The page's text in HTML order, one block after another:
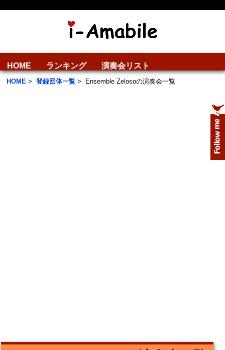
HOME ランキング 演奏会リスト
HOME > 登録団体一覧 > Ensemble Zelosoの演奏会一覧